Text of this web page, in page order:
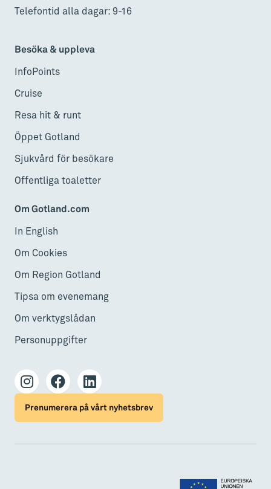
Telefontid alla dagar: 9-16
Besöka & uppleva
InfoPoints
Cruise
Resa hit & runt
Öppet Gotland
Sjukvård för besökare
Offentliga toaletter
Om Gotland.com
In English
Om Cookies
Om Region Gotland
Tipsa om evenemang
Om verktygslådan
Personuppgifter
Prenumerera på vårt nyhetsbrev